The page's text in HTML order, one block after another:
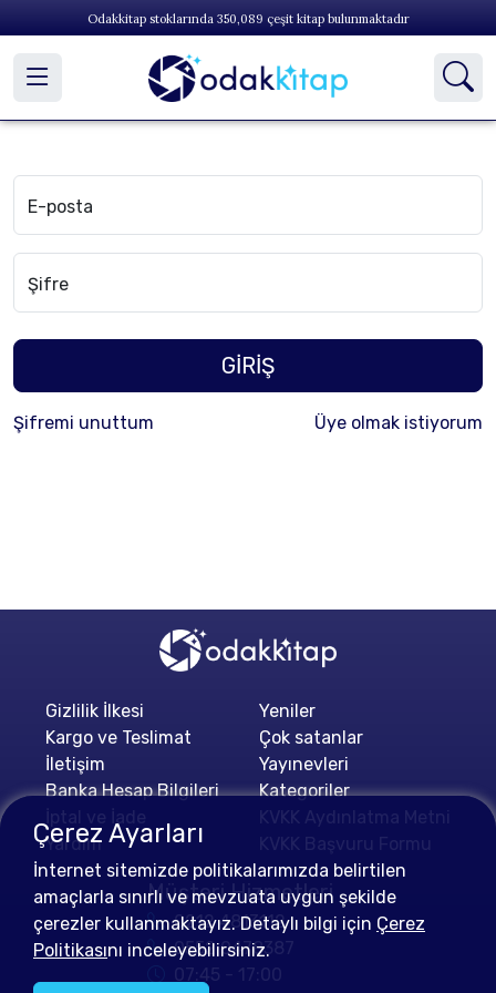
Odakkitap stoklarında 350,089 çeşit kitap bulunmaktadır
E-posta
Şifre
GİRİŞ
Şifremi unuttum Üye olmak istiyorum
Gizlilik İlkesi
Kargo ve Teslimat
İletişim
Banka Hesap Bilgileri
Yardım
Yeniler
Çok satanlar
Yayınevleri
Kategoriler
Müşteri Hizmetleri
0212 4813112
0552 0478387
07:45 - 17:00
Çerez Ayarları
İnternet sitemizde politikalarımızda belirtilen
amaçlarla sınırlı ve mevzuata uygun şekilde
çerezler kullanmaktayız. Detaylı bilgi için Çerez
Politikasını inceleyebilirsiniz.